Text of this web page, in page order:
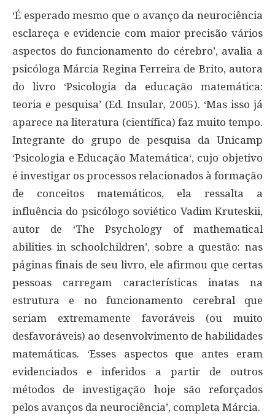
‘É esperado mesmo que o avanço da neurociência
esclareça e evidencie com maior precisão vários
aspectos do funcionamento do cérebro’, avalia a
psicóloga Márcia Regina Ferreira de Brito, autora
do livro ‘Psicologia da educação matemática:
teoria e pesquisa’ (Ed. Insular, 2005). ‘Mas isso já
aparece na literatura (científica) faz muito tempo.
Integrante do grupo de pesquisa da Unicamp
‘Psicologia e Educação Matemática‘, cujo objetivo
é investigar os processos relacionados à formação
de conceitos matemáticos, ela ressalta a
influência do psicólogo soviético Vadim Kruteskii,
autor de ‘The Psychology of mathematical
abilities in schoolchildren’, sobre a questão: nas
páginas finais de seu livro, ele afirmou que certas
pessoas carregam características inatas na
estrutura e no funcionamento cerebral que
seriam extremamente favoráveis (ou muito
desfavoráveis) ao desenvolvimento de habilidades
matemáticas. ‘Esses aspectos que antes eram
evidenciados e inferidos a partir de outros
métodos de investigação hoje são reforçados
pelos avanços da neurociência’, completa Márcia.